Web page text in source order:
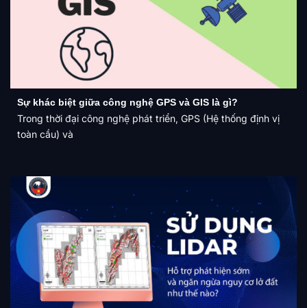
Sự khác biệt giữa công nghệ GPS và GIS là gì?
Trong thời đại công nghệ phát triển, GPS (Hệ thống định vị
toàn cầu) và